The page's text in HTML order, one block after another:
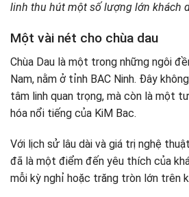
linh thu hút một số lượng lớn khách
Một vài nét cho chùa dau
Chùa Dau là một trong những ngôi
Nam, nằm ở tỉnh BAC Ninh. Đây
tâm linh quan trọng, mà còn là một
hóa nổi tiếng của KiM Bac.
Với lịch sử lâu dài và giá trị nghệ
đã là một điểm đến yêu thích của
mỗi kỳ nghỉ hoặc trăng tròn lớn trên